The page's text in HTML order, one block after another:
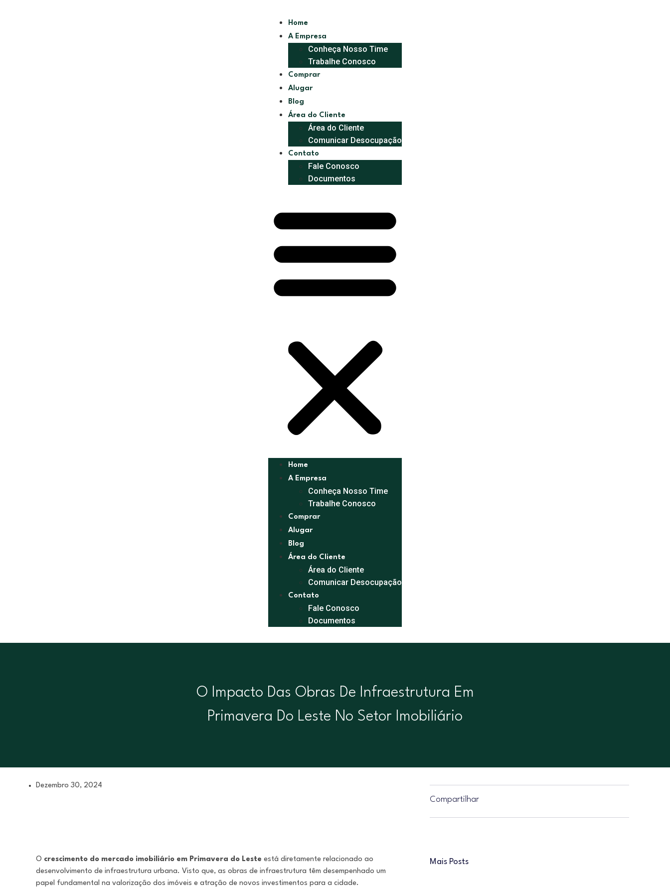
Home
A Empresa
Conheça Nosso Time
Trabalhe Conosco
Comprar
Alugar
Blog
Área do Cliente
Área do Cliente
Comunicar Desocupação
Contato
Fale Conosco
Documentos
Home
A Empresa
Conheça Nosso Time
Trabalhe Conosco
Comprar
Alugar
Blog
Área do Cliente
Área do Cliente
Comunicar Desocupação
Contato
Fale Conosco
Documentos
O Impacto Das Obras De Infraestrutura Em
Primavera Do Leste No Setor Imobiliário
Dezembro 30, 2024
O crescimento do mercado imobiliário em Primavera do Leste está diretamente relacionado ao
desenvolvimento de infraestrutura urbana. Visto que, as obras de infraestrutura têm desempenhado um
papel fundamental na valorização dos imóveis e atração de novos investimentos para a cidade.
Compartilhar
Mais Posts